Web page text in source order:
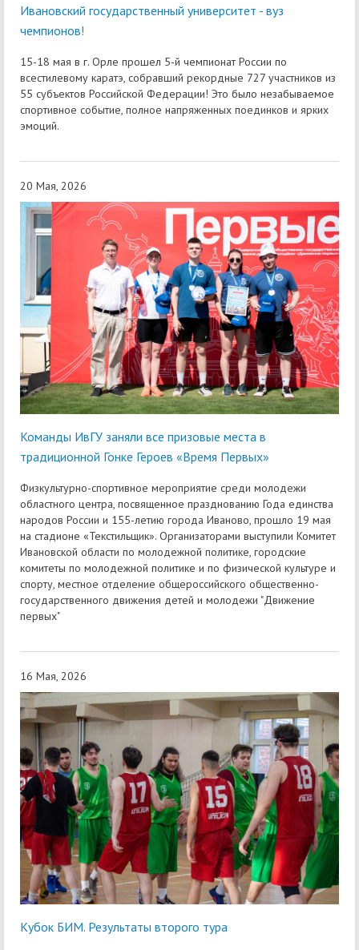
Ивановский государственный университет - вуз
чемпионов!
15-18 мая в г. Орле прошел 5-й чемпионат России по
всестилевому каратэ, собравший рекордные 727 участников из
55 субъектов Российской Федерации! Это было незабываемое
спортивное событие, полное напряженных поединков и ярких
эмоций.
20 Мая, 2026
Команды ИвГУ заняли все призовые места в
традиционной Гонке Героев «Время Первых»
Физкультурно-спортивное мероприятие среди молодежи
областного центра, посвященное празднованию Года единства
народов России и 155-летию города Иваново, прошло 19 мая
на стадионе «Текстильщик». Организаторами выступили Комитет
Ивановской области по молодежной политике, городские
комитеты по молодежной политике и по физической культуре и
спорту, местное отделение общероссийского общественно-
государственного движения детей и молодежи "Движение
первых"
16 Мая, 2026
Кубок БИМ. Результаты второго тура